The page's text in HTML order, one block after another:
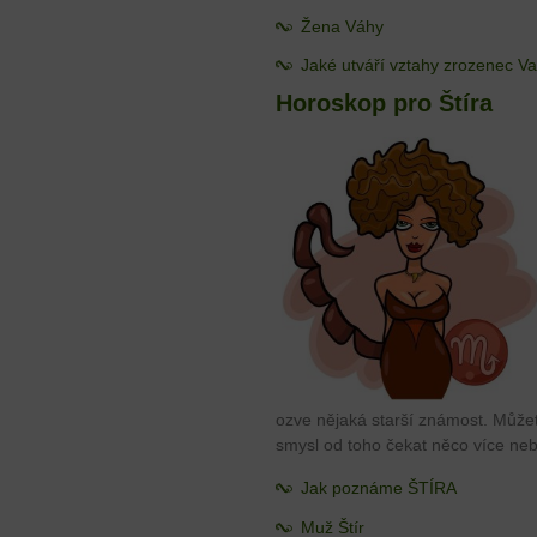
Žena Váhy
Jaké utváří vztahy zrozenec
Horoskop pro Štíra
ozve nějaká starší známost.
smysl od toho čekat něco více
Jak poznáme ŠTÍRA
Muž Štír